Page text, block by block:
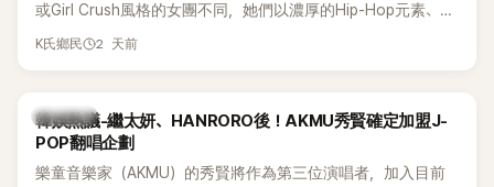
或Girl Crush風格的女團不同，她們以濃厚的Hip-Hop元素、自
創Rap及成員親自參與創作為特色，MV也融入美式街頭、塗
為第五代女團中極具辨識度的新生代代表之一。
K氏鄉民 2 天前
熱議討論
韓娛熱議-繼太妍、HANRORO後！AKMU秀賢確定加盟J-
POP翻唱企劃
樂童音樂家（AKMU）的秀賢將作為第三位演唱者，加入目前